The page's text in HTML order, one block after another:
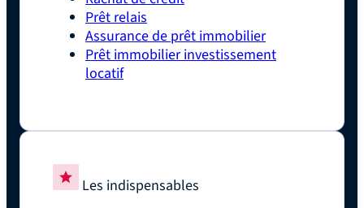
Prêt relais
Assurance de prêt immobilier
Prêt immobilier investissement
locatif
Les indispensables